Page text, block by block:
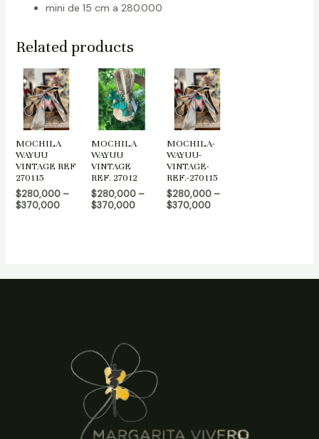
mini de 15 cm a 280.000
Related products
MOCHILA
WAYUU
VINTAGE REF
270115
$280,000–
$370,000
MOCHILA
WAYUU
VINTAGE
REF. 27012
$280,000–
$370,000
MOCHILA-
WAYUU-
VINTAGE-
REF.-270115
$280,000–
$370,000